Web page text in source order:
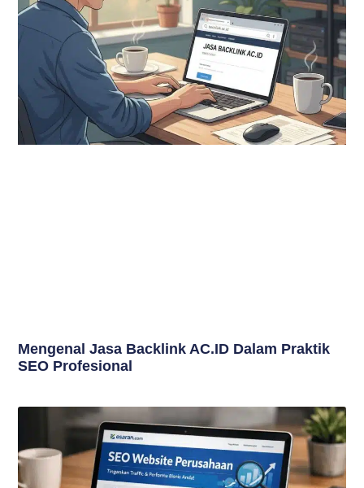
Mengenal Jasa Backlink AC.ID Dalam Praktik
SEO Profesional